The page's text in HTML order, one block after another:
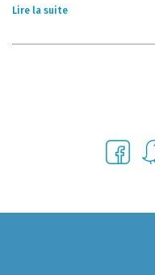
Lire la suite